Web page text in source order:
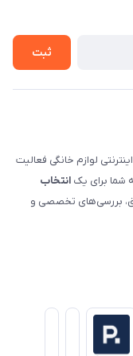
ثبت
لوازم خانگی فعالیت
شما برای یک انتخاب
بررسی‌های تخصصی و